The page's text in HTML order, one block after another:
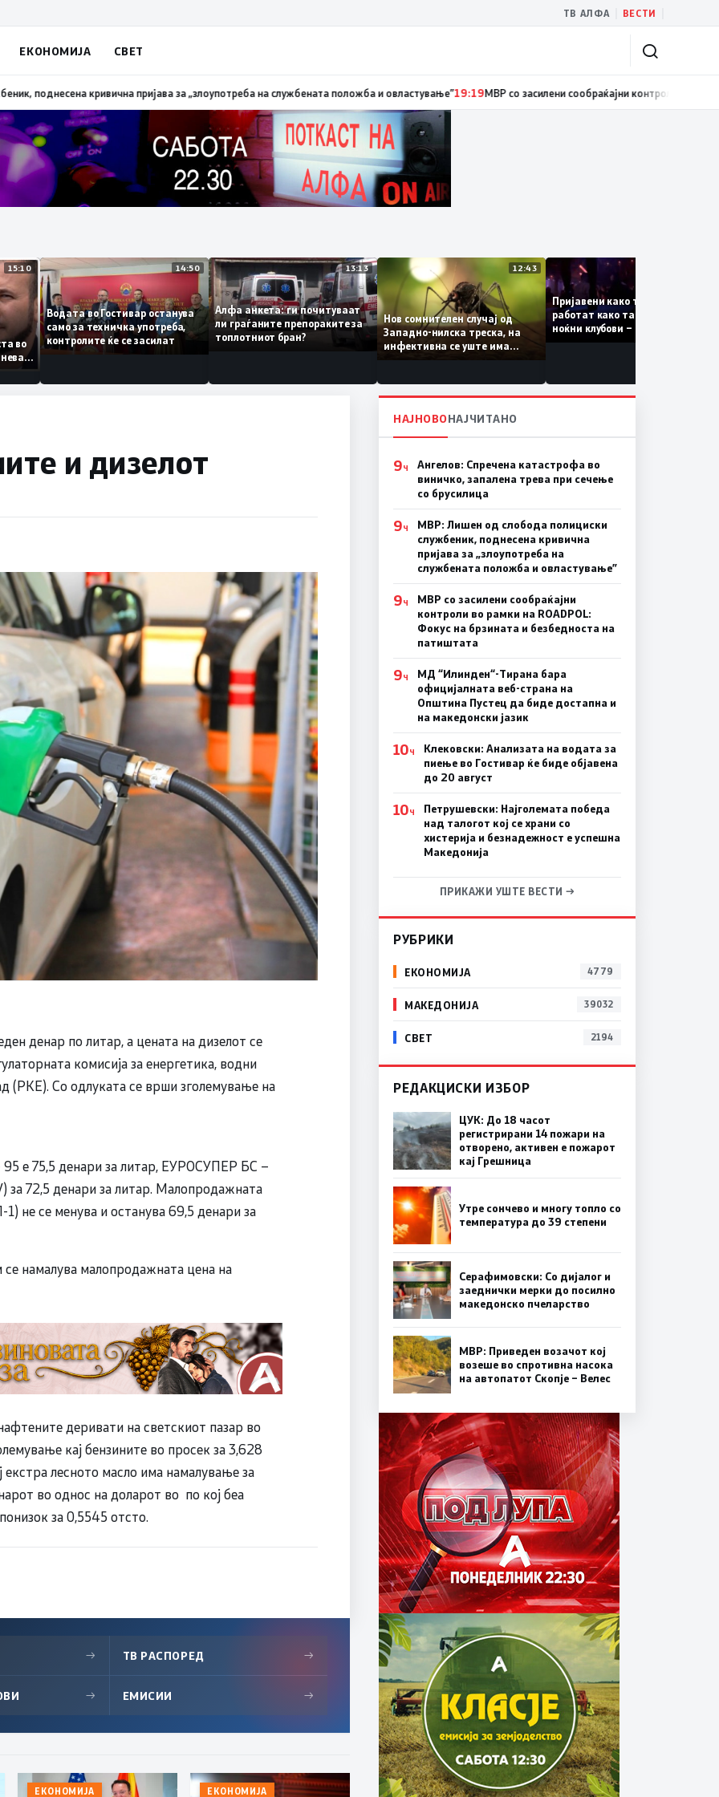
ТВ АЛФА ВЕСТИ
ЕКОНОМИЈА СВЕТ
трева при сечење со брусилица19:21МВР: Лишен од слобода полициски службеник, поднесена кривична пријава за „злоупотреба на
15:10
во
14:50
Водата во Гостивар останува
само за техничка употреба,
контролите ќе се засилат
13:13
Алфа анкета: ги почитуваат
ли граѓаните препораките за
топлотниот бран?
12:43
Нов сомнителен случај од
Западно-нилска треска, на
инфективна се уште има
пациенти во критична
Пријавени како туристки, а
работат како танчерки во
ноќни клубови – полицијата
откри сомнителна шема за
и дизелот
денар по литар, а цената на дизелот се
комисија за енергетика, водни
(РКЕ). Со одлуката се врши зголемување на
е 75,5 денари за литар, ЕУРОСУПЕР БС –
72,5 денари за литар. Малопродажната
не се менува и останува 69,5 денари за
намалува малопродажната цена на
деривати на светскиот пазар во
кај бензините во просек за 3,628
екстра лесното масло има намалување за
во однос на доларот во по кој беа
за 0,5545 отсто.
→ ТВ РАСПОРЕД →
→ ЕМИСИИ →
ЕКОНОМИЈА ЕКОНОМИЈА
НАЈНОВОНАЈЧИТАНО
9Ч
Ангелов: Спречена катастрофа во
виничко, запалена трева при сечење
со брусилица
9Ч
МВР: Лишен од слобода полициски
службеник, поднесена кривична
пријава за „злоупотреба на
службената положба и овластување”
9Ч
МВР со засилени сообраќајни
контроли во рамки на ROADPOL:
Фокус на брзината и безбедноста на
патиштата
9Ч
МД “Илинден“-Тирана бара
официјалната веб-страна на
Општина Пустец да биде достапна и
на македонски јазик
10Ч
Клековски: Анализата на водата за
пиење во Гостивар ќе биде објавена
до 20 август
10Ч
Петрушевски: Најголемата победа
над талогот кој се храни со
хистерија и безнадежност е успешна
Македонија
ПРИКАЖИ УШТЕ ВЕСТИ →
РУБРИКИ
ЕКОНОМИЈА 4779
МАКЕДОНИЈА 39032
СВЕТ 2194
РЕДАКЦИСКИ ИЗБОР
ЦУК: До 18 часот
регистрирани 14 пожари на
отворено, активен е пожарот
кај Грешница
Утре сончево и многу топло со
температура до 39 степени
Серафимовски: Со дијалог и
заеднички мерки до посилно
македонско пчеларство
МВР: Приведен возачот кој
возеше во спротивна насока
на автопатот Скопје – Велес